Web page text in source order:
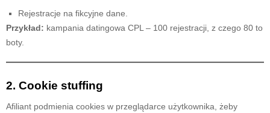
Rejestracje na fikcyjne dane.
Przykład: kampania datingowa CPL – 100 rejestracji, z czego 80 to
boty.
2. Cookie stuffing
Afiliant podmienia cookies w przeglądarce użytkownika, żeby